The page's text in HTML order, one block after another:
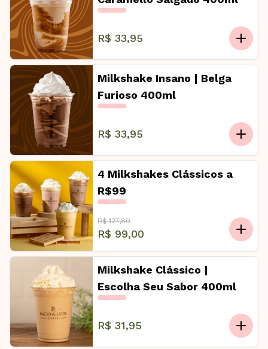
R$ 33,95
Milkshake Insano | Belga
Furioso 400ml
R$ 33,95
4 Milkshakes Clássicos a
R$99
R$ 127,80
R$ 99,00
Milkshake Clássico |
Escolha Seu Sabor 400ml
R$ 31,95